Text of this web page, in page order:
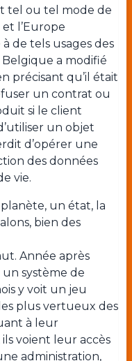
tel ou tel mode de
l’Europe
de tels usages des
Belgique a modifié
précisant qu’il était
un contrat ou
si le client
un objet
d’opérer une
des données
vie.
un état, la
bien des
Année après
un système de
y voit un jeu
plus vertueux des
à leur
voient leur accès
administration,